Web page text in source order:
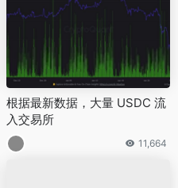
根据最新数据，大量 USDC 流
入交易所
11,664